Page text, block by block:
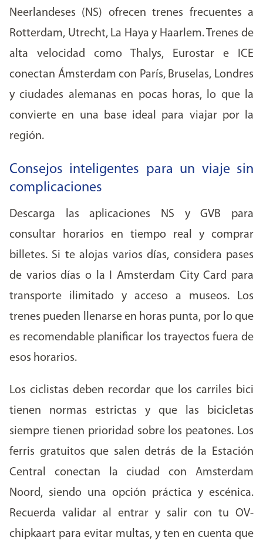
Neerlandeses (NS) ofrecen trenes frecuentes a
Rotterdam, Utrecht, La Haya y Haarlem. Trenes de
alta velocidad como Thalys, Eurostar e ICE
conectan Ámsterdam con París, Bruselas, Londres
y ciudades alemanas en pocas horas, lo que la
convierte en una base ideal para viajar por la
región.
Consejos inteligentes para un viaje sin
complicaciones
Descarga las aplicaciones NS y GVB para
consultar horarios en tiempo real y comprar
billetes. Si te alojas varios días, considera pases
de varios días o la I Amsterdam City Card para
transporte ilimitado y acceso a museos. Los
trenes pueden llenarse en horas punta, por lo que
es recomendable planificar los trayectos fuera de
esos horarios.
Los ciclistas deben recordar que los carriles bici
tienen normas estrictas y que las bicicletas
siempre tienen prioridad sobre los peatones. Los
ferris gratuitos que salen detrás de la Estación
Central conectan la ciudad con Amsterdam
Noord, siendo una opción práctica y escénica.
Recuerda validar al entrar y salir con tu OV-
chipkaart para evitar multas, y ten en cuenta que